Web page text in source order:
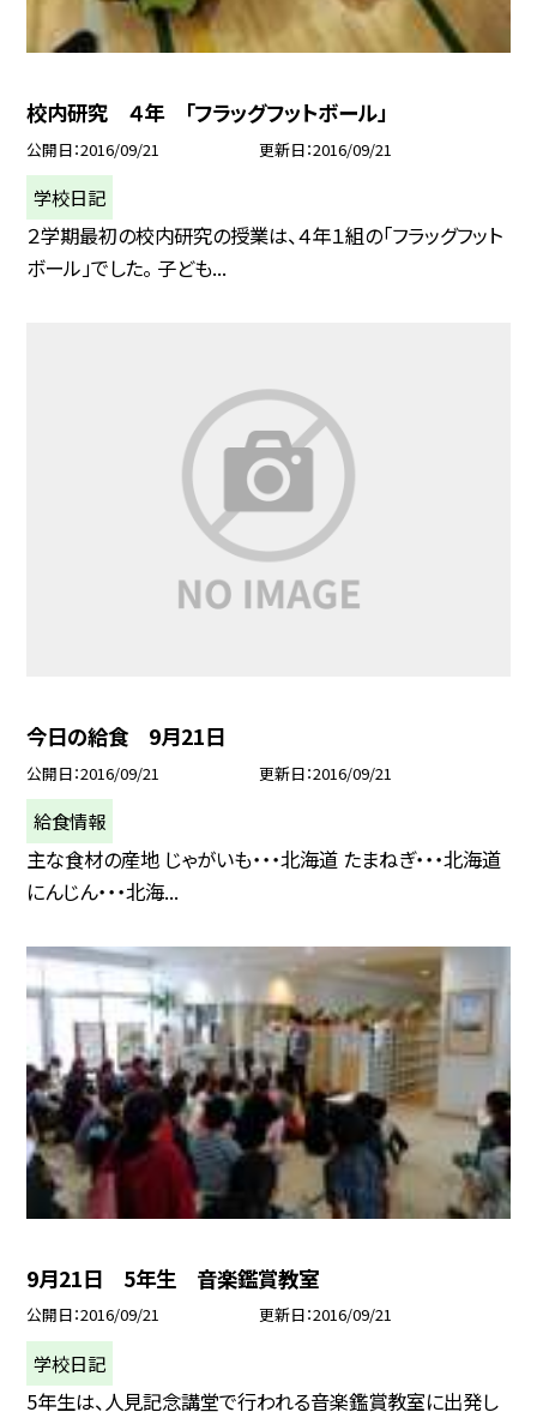
校内研究 ４年 「フラッグフットボール」
公開日 2016/09/21 更新日 2016/09/21
学校日記
２学期最初の校内研究の授業は、４年１組の「フラッグフット
ボール」でした。 子ども...
今日の給食 9月21日
公開日 2016/09/21 更新日 2016/09/21
給食情報
主な食材の産地 じゃがいも・・・北海道 たまねぎ・・・北海道
にんじん・・・北海...
9月21日 5年生 音楽鑑賞教室
公開日 2016/09/21 更新日 2016/09/21
学校日記
5年生は、人見記念講堂で行われる音楽鑑賞教室に出発し